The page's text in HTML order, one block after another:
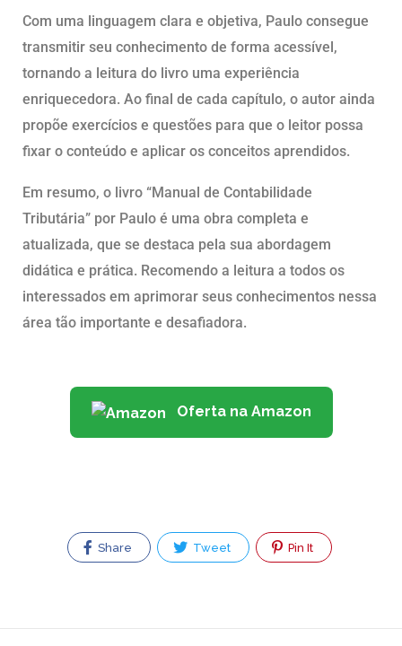
Com uma linguagem clara e objetiva, Paulo consegue
transmitir seu conhecimento de forma acessível,
tornando a leitura do livro uma experiência
enriquecedora. Ao final de cada capítulo, o autor ainda
propõe exercícios e questões para que o leitor possa
fixar o conteúdo e aplicar os conceitos aprendidos.
Em resumo, o livro “Manual de Contabilidade
Tributária” por Paulo é uma obra completa e
atualizada, que se destaca pela sua abordagem
didática e prática. Recomendo a leitura a todos os
interessados em aprimorar seus conhecimentos nessa
área tão importante e desafiadora.
Oferta na Amazon
Share Tweet Pin It